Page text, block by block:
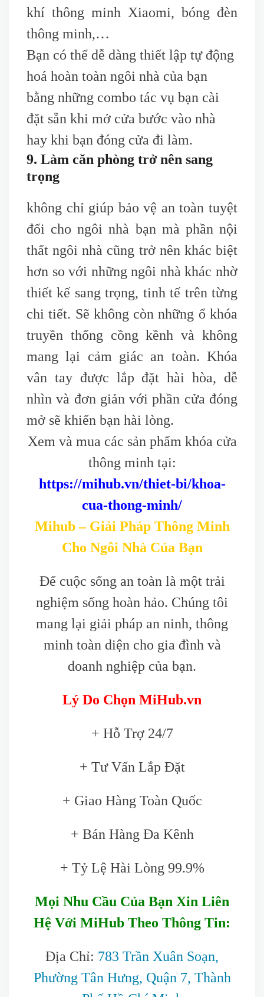
khí thông minh Xiaomi, bóng đèn
thông minh,…
Bạn có thể dễ dàng thiết lập tự động
hoá hoàn toàn ngôi nhà của bạn
bằng những combo tác vụ bạn cài
đặt sẵn khi mở cửa bước vào nhà
hay khi bạn đóng cửa đi làm.
9. Làm căn phòng trở nên sang
trọng
không chỉ giúp bảo vệ an toàn tuyệt
đối cho ngôi nhà bạn mà phần nội
thất ngôi nhà cũng trở nên khác biệt
hơn so với những ngôi nhà khác nhờ
thiết kế sang trọng, tinh tế trên từng
chi tiết. Sẽ không còn những ổ khóa
truyền thống cồng kềnh và không
mang lại cảm giác an toàn. Khóa
vân tay được lắp đặt hài hòa, dễ
nhìn và đơn giản với phần cửa đóng
mở sẽ khiến bạn hài lòng.
Xem và mua các sản phẩm khóa cửa
thông minh tại:
https://mihub.vn/thiet-bi/khoa-
cua-thong-minh/
Mihub – Giải Pháp Thông Minh
Cho Ngôi Nhà Của Bạn
Để cuộc sống an toàn là một trải
nghiệm sống hoàn hảo. Chúng tôi
mang lại giải pháp an ninh, thông
minh toàn diện cho gia đình và
doanh nghiệp của bạn.
Lý Do Chọn MiHub.vn
+ Hỗ Trợ 24/7
+ Tư Vấn Lắp Đặt
+ Giao Hàng Toàn Quốc
+ Bán Hàng Đa Kênh
+ Tỷ Lệ Hài Lòng 99.9%
Mọi Nhu Cầu Của Bạn Xin Liên
Hệ Với MiHub Theo Thông Tin:
Địa Chỉ: 783 Trần Xuân Soạn,
Phường Tân Hưng, Quận 7, Thành